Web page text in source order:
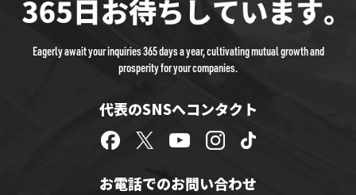
Eagerly await your inquiries 365 days a year, cultivating mutual growth and
prosperity for your companies.
代表のSNSへコンタクト
お電話でのお問い合わせ